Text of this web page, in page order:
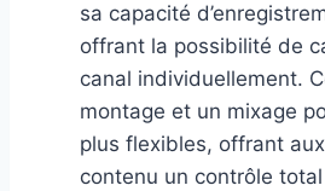
sa capacité
offrant la possibilité de
canal individuellement.
montage et un mixage
plus flexibles, offrant
contenu un contrôle